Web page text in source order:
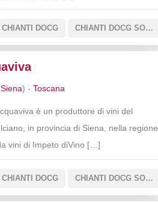
CHIANTI DOCG CHIANTI DOCG SOTTOZONA COLLI SENESI
Siena) -Toscana
è un produttore di vini del
in provincia di Siena, nella regione
vini di Impeto diVino […]
CHIANTI DOCG CHIANTI DOCG SOTTOZONA COLLI SENESI